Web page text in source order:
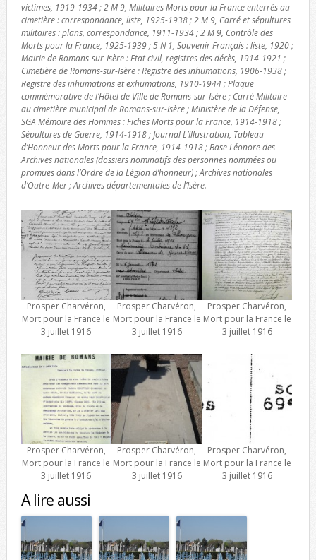
victimes, 1919-1934 ; 2 M 9, Militaires Morts pour la France enterrés au
cimetière : correspondance, liste, 1925-1938 ; 2 M 9, Carré et sépultures
militaires : plans, correspondance, 1911-1934 ; 2 M 9, Contrôle des
Morts pour la France, 1925-1939 ; 5 N 1, Souvenir Français : liste, 1920 ;
Mairie de Romans-sur-Isère : Etat civil, registres des décès, 1914-1921 ;
Cimetière de Romans-sur-Isère : Registre des inhumations, 1906-1938 ;
Registre des inhumations et exhumations, 1910-1944 ; Plaque
commémorative de l’Hôtel de Ville de Romans-sur-Isère ; Carré Militaire
au cimetière municipal de Romans-sur-Isère ; Ministère de la Défense,
SGA Mémoire des Hommes : Fiches Morts pour la France, 1914-1918 ;
Sépultures de Guerre, 1914-1918 ; Journal L’Illustration, Tableau
d’Honneur des Morts pour la France, 1914-1918 ; Base Léonore des
Archives nationales (dossiers nominatifs des personnes nommées ou
promues dans l’Ordre de la Légion d’honneur) ; Archives nationales
d’Outre-Mer ; Archives départementales de l’Isère.
Prosper Charvéron,
Mort pour la France le
3 juillet 1916
Prosper Charvéron,
Mort pour la France le
3 juillet 1916
Prosper Charvéron,
Mort pour la France le
3 juillet 1916
Prosper Charvéron,
Mort pour la France le
3 juillet 1916
Prosper Charvéron,
Mort pour la France le
3 juillet 1916
Prosper Charvéron,
Mort pour la France le
3 juillet 1916
A lire aussi